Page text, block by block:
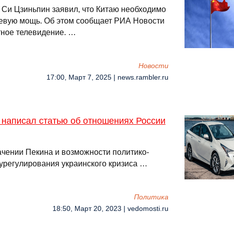
Цзиньпин заявил, что Китаю необходимо
мощь. Об этом сообщает РИА Новости
телевидение. …
Новости
17:00, Март 7, 2025 | news.rambler.ru
статью об отношениях России
Пекина и возможности политико-
украинского кризиса …
Политика
18:50, Март 20, 2023 | vedomosti.ru